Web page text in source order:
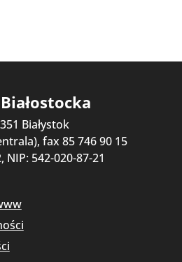
Białystok
fax 85 746 90 15
NIP: 542-020-87-21